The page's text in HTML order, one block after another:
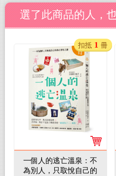
選了此商品的人，
一個人的逃亡溫泉：不
為別人，只取悅自己的
扣抵 1 冊